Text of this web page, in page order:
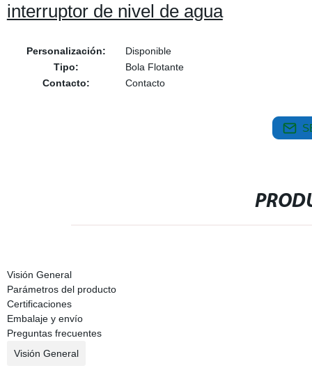
interruptor de nivel de agua
Personalización:
Disponible
Tipo:
Bola Flotante
Contacto:
Contacto
Visión General
Parámetros del producto
Certificaciones
Embalaje y envío
Preguntas frecuentes
Visión General